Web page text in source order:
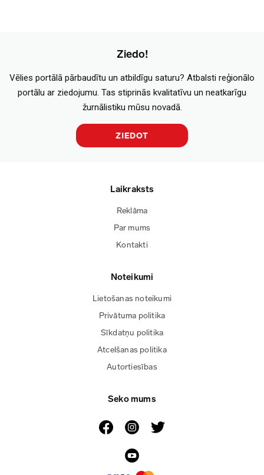
Ziedo!
Vēlies portālā pārbaudītu un atbildīgu saturu? Atbalsti reģionālo
portālu ar ziedojumu. Tas stiprinās kvalitatīvu un neatkarīgu
žurnālistiku mūsu novadā.
ZIEDOT
Laikraksts
Reklāma
Par mums
Kontakti
Noteikumi
Lietošanas noteikumi
Privātuma politika
Sīkdatņu politika
Atcelšanas politika
Autortiesības
Seko mums